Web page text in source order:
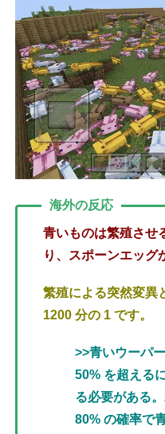
海外の反応
青いものは繁殖させ
り、スポーンエッグ
繁殖による突然変異
1200 分の 1 です。
>>青いウーパ
50% を超える
る必要がある
80% の確率で